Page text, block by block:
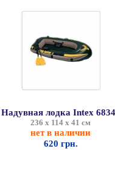
Надувная лодка Intex
236 х 114 х 41 см
нет в наличии
620 грн.